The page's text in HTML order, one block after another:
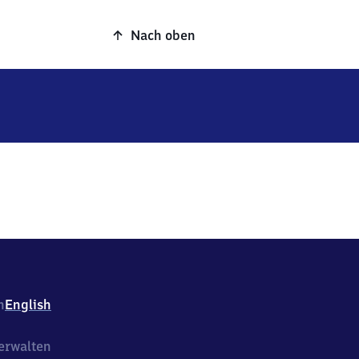
Nach oben
English